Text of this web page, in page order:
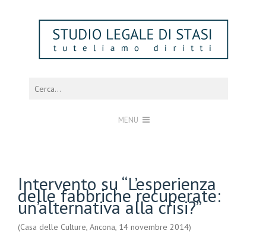
MENU
Intervento su “L’esperienza
delle fabbriche recuperate:
un’alternativa alla crisi?”
(Casa delle Culture, Ancona, 14 novembre 2014)